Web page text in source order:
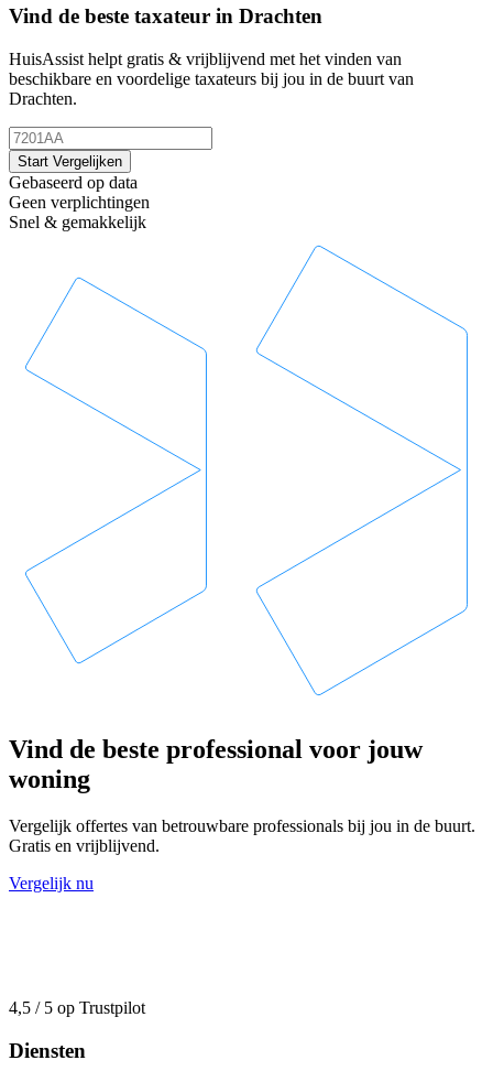
Vind de beste taxateur in Drachten
HuisAssist helpt gratis & vrijblijvend met het vinden van
beschikbare en voordelige taxateurs bij jou in de buurt van
Drachten.
Start Vergelijken
Gebaseerd op data
Geen verplichtingen
Snel & gemakkelijk
Vind de beste professional voor jouw
woning
Vergelijk offertes van betrouwbare professionals bij jou in de buurt.
Gratis en vrijblijvend.
Vergelijk nu
4,5 / 5 op Trustpilot
Diensten